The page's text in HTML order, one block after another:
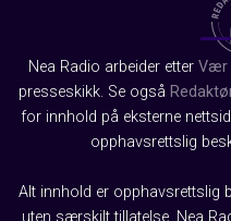
Nea Radio arbeider etter Vær
presseskikk. Se også
for innhold på eksterne
opphavsrettslig
Alt innhold er opphavsrettslig